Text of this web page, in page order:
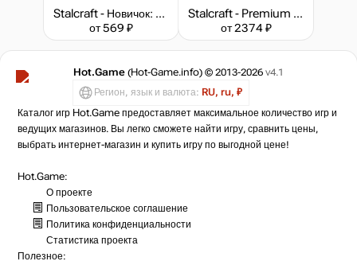
Stalcraft - Новичок: Исследователь (перс.)
от 569 ₽
Stalcraft - Premium 180 days
от 2374 ₽
Hot.Game (Hot-Game.info) © 2013-2026 v4.1
Регион, язык и валюта: RU, ru, ₽
Каталог игр Hot.Game предоставляет максимальное количество игр и
ведущих магазинов. Вы легко сможете найти игру, сравнить цены,
выбрать интернет-магазин и купить игру по выгодной цене!
Hot.Game:
О проекте
Пользовательское соглашение
Политика конфиденциальности
Статистика проекта
Полезное: